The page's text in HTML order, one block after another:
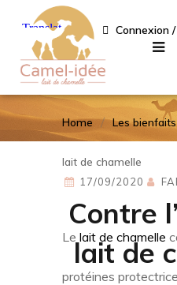
Connexion
Home Les bienfaits
lait de chamelle
Contre
lait de
17/09/2020
Le lait de chamelle
protéines